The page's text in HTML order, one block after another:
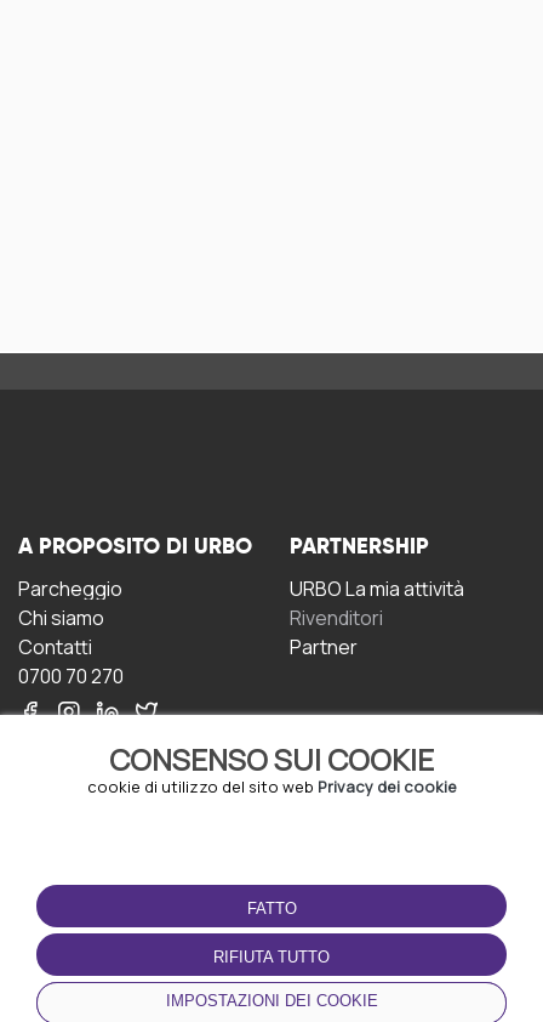
CONSENSO SUI COOKIE
cookie di utilizzo del sito web Privacy dei cookie
FATTO
RIFIUTA TUTTO
IMPOSTAZIONI DEI COOKIE
A PROPOSITO DI URBO
Parcheggio
Chi siamo
Contatti
0700 70 270
PARTNERSHIP
URBO La mia attività
Rivenditori
Partner
CONDIZIONI D'USO
Termini e Condizioni
Politica sulla riservatezza
Gestione dei Cookie
SCARICA L'APP